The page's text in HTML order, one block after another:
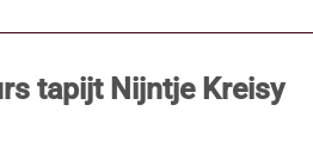
tapijt Nijntje Kreisy